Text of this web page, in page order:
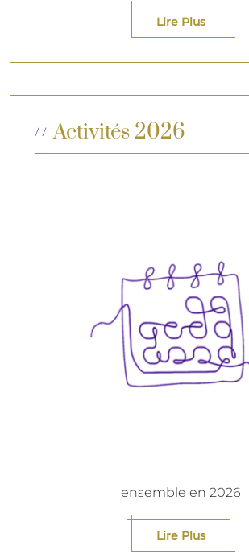
Lire Plus
Activités 2026
ensemble en 2026
Lire Plus